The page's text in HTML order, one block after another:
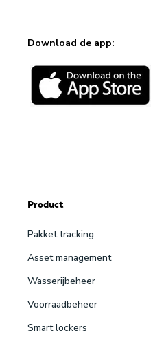
Download de app:
Product
Pakket tracking
Asset management
Wasserijbeheer
Voorraadbeheer
Smart lockers